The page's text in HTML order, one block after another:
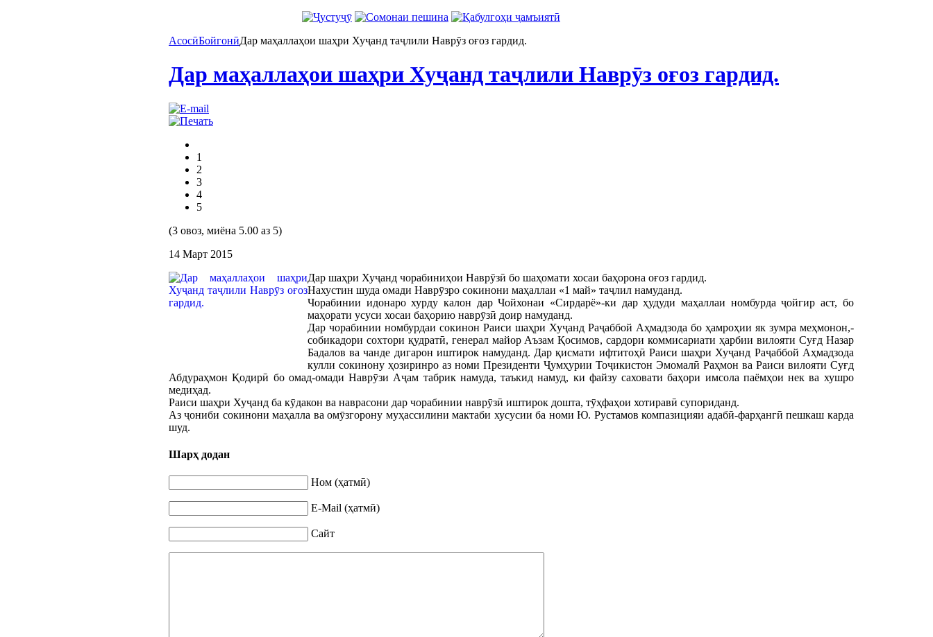
АсосӣБойгонӣДар маҳаллаҳои шаҳри Хуҷанд таҷлили Наврӯз оғоз гардид.
Дар маҳаллаҳои шаҳри Хуҷанд таҷлили Наврӯз оғоз гардид.
1
2
3
4
5
(3 овоз, миёна 5.00 аз 5)
14 Март 2015
Дар шаҳри Хуҷанд чорабиниҳои Наврӯзӣ бо шаҳомати хосаи баҳорона оғоз гардид.
Нахустин шуда омади Наврӯзро сокинони маҳаллаи «1 май» таҷлил намуданд.
Чорабинии идонаро хурду калон дар Чойхонаи «Сирдарё»-ки дар ҳудуди маҳаллаи номбурда ҷойгир аст, бо
маҳорати усуси хосаи баҳорию наврӯзӣ доир намуданд.
Дар чорабинии номбурдаи сокинон Раиси шаҳри Хуҷанд Раҷаббой Аҳмадзода бо ҳамроҳии як зумра меҳмонон,-
собикадори сохтори қудратӣ, генерал майор Аъзам Қосимов, сардори коммисариати ҳарбии вилояти Суғд Назар
Бадалов ва чанде дигарон иштирок намуданд. Дар қисмати ифтитоҳӣ Раиси шаҳри Хуҷанд Раҷаббой Аҳмадзода
кулли сокинону ҳозиринро аз номи Президенти Ҷумҳурии Тоҷикистон Эмомалӣ Раҳмон ва Раиси вилояти Суғд
Абдураҳмон Қодирӣ бо омад-омади Наврӯзи Аҷам табрик намуда, таъкид намуд, ки файзу саховати баҳори имсола паёмҳои нек ва хушро
медиҳад.
Раиси шаҳри Хуҷанд ба кӯдакон ва наврасони дар чорабинии наврӯзӣ иштирок дошта, тӯҳфаҳои хотиравӣ супориданд.
Аз ҷониби сокинони маҳалла ва омӯзгорону муҳассилини мактаби хусусии ба номи Ю. Рустамов компазицияи адабӣ-фарҳангӣ пешкаш карда
шуд.
Шарҳ додан
Ном (ҳатмӣ)
E-Mail (ҳатмӣ)
Сайт